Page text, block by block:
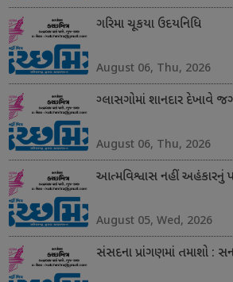
ગરિમા ચૂકયા ઉદયનિધિ
August 06, Thu, 2026
ગ્લાસગોમાં શાનદાર દેખાવે
August 06, Thu, 2026
આત્મવિશ્વાસ નહીં અહંકારનું
August 05, Wed, 2026
સંસદના પ્રાંગણમાં તમાશો :